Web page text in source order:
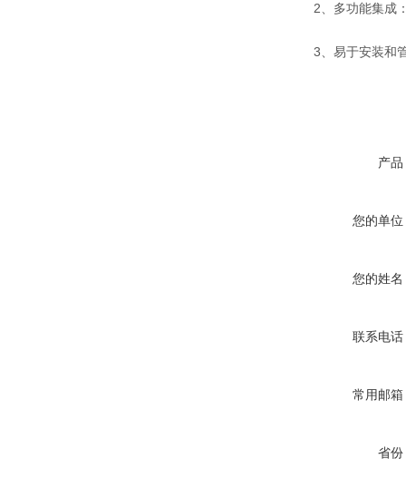
2、多功能集成：
3、易于安装和管
产品
您的单位
您的姓名
联系电话
常用邮箱
省份